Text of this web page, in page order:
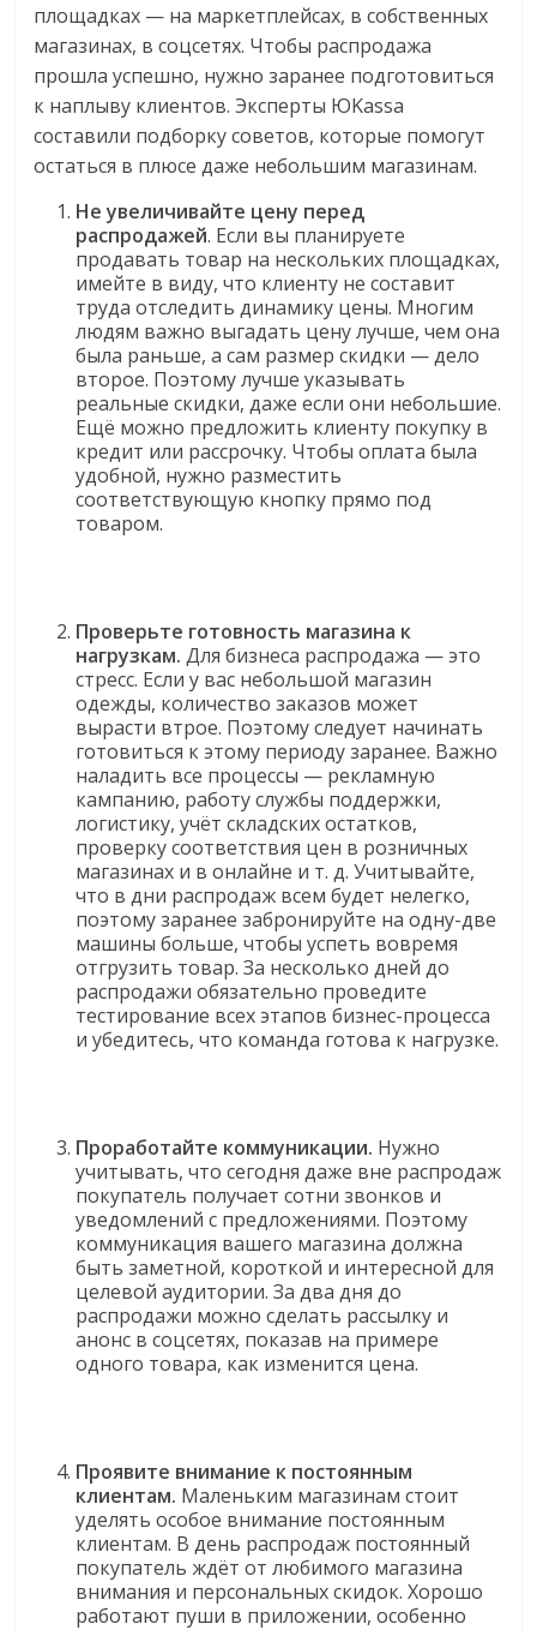
площадках — на маркетплейсах, в собственных
магазинах, в соцсетях. Чтобы распродажа
прошла успешно, нужно заранее подготовиться
к наплыву клиентов. Эксперты ЮKassa
составили подборку советов, которые помогут
остаться в плюсе даже небольшим магазинам.
Не увеличивайте цену перед
распродажей. Если вы планируете
продавать товар на нескольких площадках,
имейте в виду, что клиенту не составит
труда отследить динамику цены. Многим
людям важно выгадать цену лучше, чем она
была раньше, а сам размер скидки — дело
второе. Поэтому лучше указывать
реальные скидки, даже если они небольшие.
Ещё можно предложить клиенту покупку в
кредит или рассрочку. Чтобы оплата была
удобной, нужно разместить
соответствующую кнопку прямо под
товаром.
Проверьте готовность магазина к
нагрузкам. Для бизнеса распродажа — это
стресс. Если у вас небольшой магазин
одежды, количество заказов может
вырасти втрое. Поэтому следует начинать
готовиться к этому периоду заранее. Важно
наладить все процессы — рекламную
кампанию, работу службы поддержки,
логистику, учёт складских остатков,
проверку соответствия цен в розничных
магазинах и в онлайне и т. д. Учитывайте,
что в дни распродаж всем будет нелегко,
поэтому заранее забронируйте на одну-две
машины больше, чтобы успеть вовремя
отгрузить товар. За несколько дней до
распродажи обязательно проведите
тестирование всех этапов бизнес-процесса
и убедитесь, что команда готова к нагрузке.
Проработайте коммуникации. Нужно
учитывать, что сегодня даже вне распродаж
покупатель получает сотни звонков и
уведомлений с предложениями. Поэтому
коммуникация вашего магазина должна
быть заметной, короткой и интересной для
целевой аудитории. За два дня до
распродажи можно сделать рассылку и
анонс в соцсетях, показав на примере
одного товара, как изменится цена.
Проявите внимание к постоянным
клиентам. Маленьким магазинам стоит
уделять особое внимание постоянным
клиентам. В день распродаж постоянный
покупатель ждёт от любимого магазина
внимания и персональных скидок. Хорошо
работают пуши в приложении, особенно